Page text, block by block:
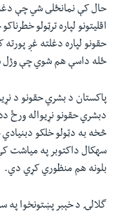
حال کې نمانځلى شي چې دغه
اقليتونو لپاره ترټولو
حقونو لپاره دغلته غږ
ځله داسې هم شوي چې
پاکستان د بشري حقونو د
دبشري حقونو نړيواله ورځ
څخه به دټولو خلکو
سهکال داکتوبر په مياشت
بلونه هم منظوري کړي دي.
گلالۍ د خېبر پښتونخوا په